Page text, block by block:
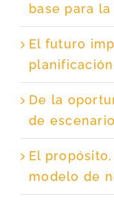
base para
El futuro
De la
de
El
modelo de